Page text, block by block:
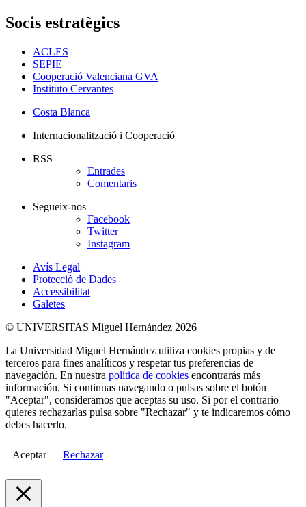
Socis estratègics
ACLES
SEPIE
Cooperació Valenciana GVA
Instituto Cervantes
Costa Blanca
Internacionalització i Cooperació
RSS
Entrades
Comentaris
Segueix-nos
Facebook
Twitter
Instagram
Avís Legal
Protecció de Dades
Accessibilitat
Galetes
© UNIVERSITAS Miguel Hernández 2026
La Universidad Miguel Hernández utiliza cookies propias y de
terceros para fines analíticos y respetar tus preferencias de
navegación. En nuestra política de cookies encontrarás más
información. Si continuas navegando o pulsas sobre el botón
"Aceptar", consideramos que aceptas su uso. Si por el contrario
quieres rechazarlas pulsa sobre "Rechazar" y te indicaremos cómo
debes hacerlo.
Aceptar Rechazar